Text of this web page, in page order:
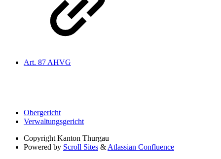
Art. 87 AHVG
Obergericht
Verwaltungsgericht
Copyright Kanton Thurgau
Powered by Scroll Sites & Atlassian Confluence